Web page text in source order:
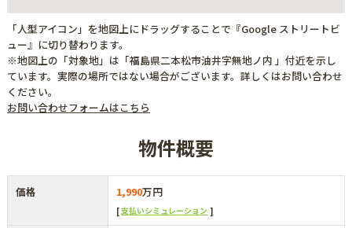
「人型アイコン」を地図上にドラッグすることで『Google ストリートビ
ュー』に切り替わります。
※地図上の「対象地」は「福島県二本松市油井字無地ノ内 」付近を示し
ています。実際の場所ではない場合がございます。詳しくはお問い合わせ
ください。
お問い合わせフォームはこちら
物件概要
価格 1,990万円
支払いシミュレーション